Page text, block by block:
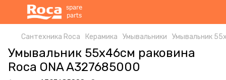
Сантехника Roca Керамика Умывальники Умывальник
Умывальник 55x46см раковина
Roca ONA A327685000